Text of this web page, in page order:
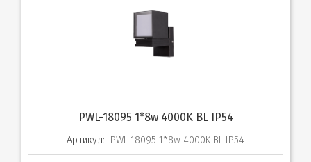
PWL-18095 1*8w 4000K BL IP54
Артикул: PWL-18095 1*8w 4000K BL IP54